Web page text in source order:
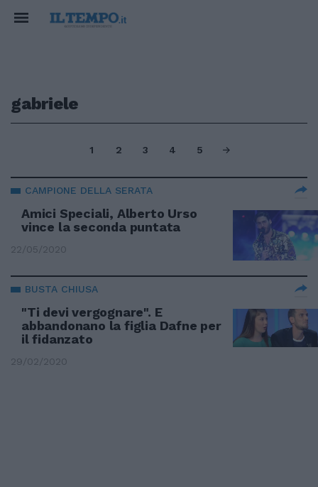
gabriele
1 2 3 4 5
CAMPIONE DELLA SERATA
Amici Speciali, Alberto Urso
vince la seconda puntata
22/05/2020
BUSTA CHIUSA
"Ti devi vergognare". E
abbandonano la figlia Dafne per
il fidanzato
29/02/2020